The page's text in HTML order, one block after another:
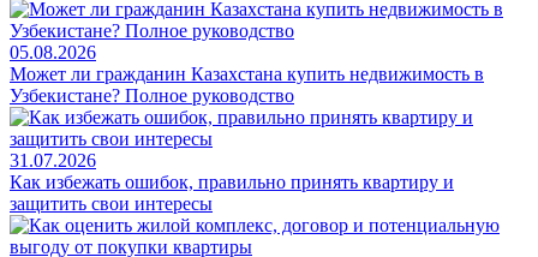
05.08.2026
Может ли гражданин Казахстана купить недвижимость в
Узбекистане? Полное руководство
31.07.2026
Как избежать ошибок, правильно принять квартиру и
защитить свои интересы